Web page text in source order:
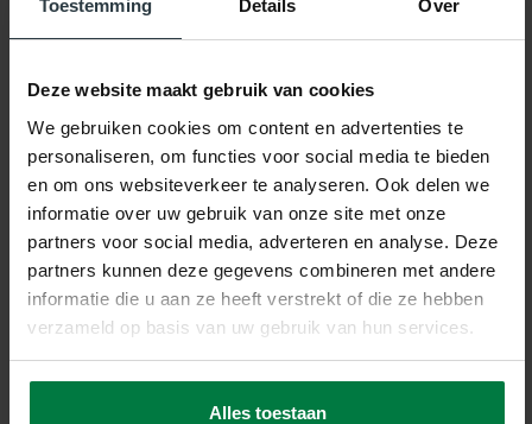
Toestemming Details Over
Deze website maakt gebruik van cookies
We gebruiken cookies om content en advertenties te
personaliseren, om functies voor social media te bieden
en om ons websiteverkeer te analyseren. Ook delen we
informatie over uw gebruik van onze site met onze
partners voor social media, adverteren en analyse. Deze
partners kunnen deze gegevens combineren met andere
informatie die u aan ze heeft verstrekt of die ze hebben
verzameld op basis van uw gebruik van hun services.
Alles toestaan
Productnaam:
Kleur: 32, Mix Petrol
Materiaal: 100% Polyester
Ca. 5 Centimeter
Productietechniek:
Productieland: Nederland